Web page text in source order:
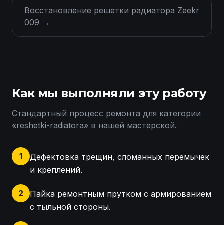
Восстановление решетки радиатора Zeekr
009 →
Как мы выполняли эту работу
Стандартный процесс ремонта для категории
«reshetki-radiatora» в нашей мастерской.
1
Дефектовка трещин, сломанных перемычек
и креплений.
2
Пайка ремонтным прутком с армированием
с тыльной стороны.